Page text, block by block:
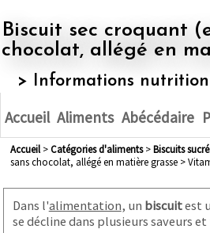
Biscuit sec croquant (ex : tuile) sans
chocolat, allégé en
> Informations
Accueil Aliments Abécédaire
Accueil> Catégories d'aliments> biscuits
sans chocolat, allégé en matière grasse >
Dans l'alimentation, un biscuitest
se décline dans plusieurs saveurs